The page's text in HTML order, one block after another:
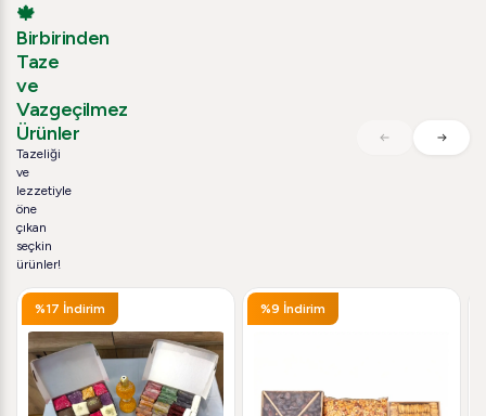
🍁
Birbirinden
Taze
ve
Vazgeçilmez
Ürünler
Tazeliği
ve
lezzetiyle
öne
çıkan
seçkin
ürünler!
%17 İndirim %9 İndirim